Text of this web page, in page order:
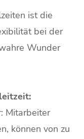
ist die
bei der
Wunder
Mitarbeiter
können von zu